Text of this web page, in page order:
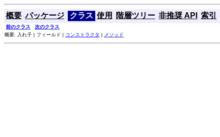
概要 パッケージ クラス 使用 階層ツリー 非推奨 API 索引
前のクラス
次のクラス
概要: 入れ子 | フィールド | コンストラクタ | メソッド